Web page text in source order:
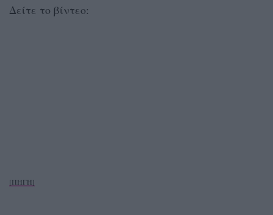
Δείτε το βίντεο:
[ΠΗΓΗ]